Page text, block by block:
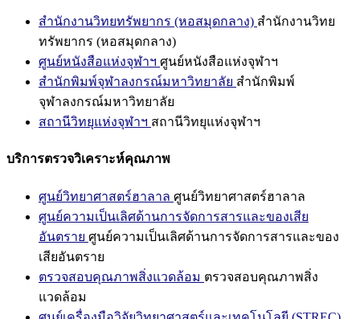
สำนักงานวิทยทรัพยากร (หอสมุดกลาง) สำนักงานวิทย
ทรัพยากร (หอสมุดกลาง)
ศูนย์หนังสือแห่งจุฬาฯ ศูนย์หนังสือแห่งจุฬาฯ
สำนักพิมพ์จุฬาลงกรณ์มหาวิทยาลัย สำนักพิมพ์
จุฬาลงกรณ์มหาวิทยาลัย
สถานีวิทยุแห่งจุฬาฯ สถานีวิทยุแห่งจุฬาฯ
บริการตรวจวิเคราะห์คุณภาพ
ศูนย์วิทยาศาสตร์ฮาลาล ศูนย์วิทยาศาสตร์ฮาลาล
ศูนย์ความเป็นเลิศด้านการจัดการสารและของเสีย
อันตราย ศูนย์ความเป็นเลิศด้านการจัดการสารและของ
เสียอันตราย
ตรวจสอบคุณภาพสิ่งแวดล้อม ตรวจสอบคุณภาพสิ่ง
แวดล้อม